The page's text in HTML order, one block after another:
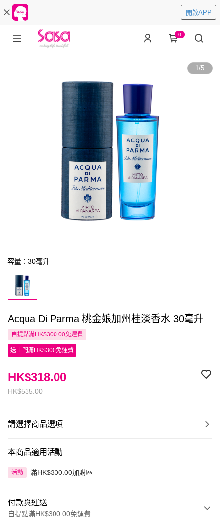
開啟APP
0
1/5
容量：30毫升
Acqua Di Parma 桃金娘加州桂淡香水 30毫升
自提點滿HK$300.00免運費
送上門滿HK$300免運費
HK$535.00
HK$318.00
請選擇商品選項
本商品適用活動
活動 滿HK$300.00加購區
付款與運送
自提點滿HK$300.00免運費